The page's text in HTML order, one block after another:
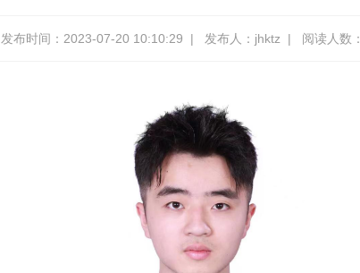
发布时间：2023-07-20 10:10:29 | 发布人：jhktz | 阅读人数：